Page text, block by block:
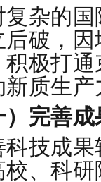
复杂的
后破，
积极打
新质生
）完善
科技成
校、科